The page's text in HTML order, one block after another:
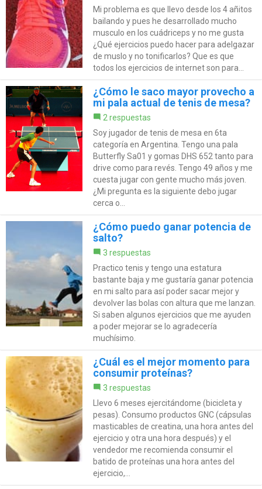
Mi problema es que llevo desde los 4 añitos
bailando y pues he desarrollado mucho
musculo en los cuádriceps y no me gusta
¿Qué ejercicios puedo hacer para adelgazar
de muslo y no tonificarlos? Que es que
todos los ejercicios de internet son para...
¿Cómo le saco mayor provecho a
mi pala actual de tenis de mesa?
2 respuestas
Soy jugador de tenis de mesa en 6ta
categoría en Argentina. Tengo una pala
Butterfly Sa01 y gomas DHS 652 tanto para
drive como para revés. Tengo 49 años y me
cuesta jugar con gente mucho más joven.
¿Mi pregunta es la siguiente debo jugar
cerca o...
¿Cómo puedo ganar potencia de
salto?
3 respuestas
Practico tenis y tengo una estatura
bastante baja y me gustaría ganar potencia
en mi salto para así poder sacar mejor y
devolver las bolas con altura que me lanzan.
Si saben algunos ejercicios que me ayuden
a poder mejorar se lo agradecería
muchísimo.
¿Cuál es el mejor momento para
consumir proteínas?
3 respuestas
Llevo 6 meses ejercitándome (bicicleta y
pesas). Consumo productos GNC (cápsulas
masticables de creatina, una hora antes del
ejercicio y otra una hora después) y el
vendedor me recomienda consumir el
batido de proteínas una hora antes del
ejercicio,...